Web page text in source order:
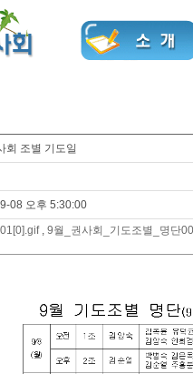
회 조별 기도일
08 오후 5:30:00
, 9월_권사회_기도조별_명단